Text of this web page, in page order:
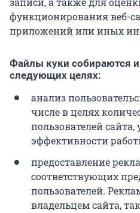
функционирования веб-
приложений или иных
Файлы куки собираются
следующих целях:
анализ
числе в целях
пользователей
эффективности
предоставление
соответствующих
пользователей.
владельцем сайта,